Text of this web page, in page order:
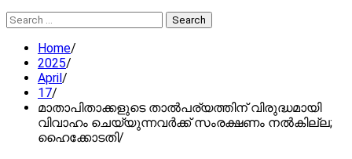
Search
for:
Home
2025
April
17
മാതാപിതാക്കളുടെ താല്‍പര്യത്തിന് വിരുദ്ധമായി
വിവാഹം ചെയ്യുന്നവര്‍ക്ക് സംരക്ഷണം നല്‍കില്ല;
ഹൈക്കോടതി